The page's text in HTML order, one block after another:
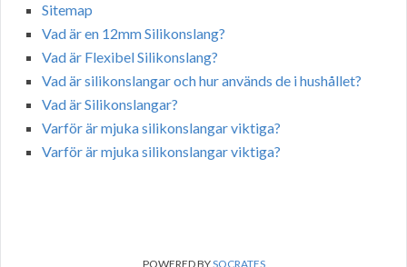
Sitemap
Vad är en 12mm Silikonslang?
Vad är Flexibel Silikonslang?
Vad är silikonslangar och hur används de i hushållet?
Vad är Silikonslangar?
Varför är mjuka silikonslangar viktiga?
Varför är mjuka silikonslangar viktiga?
POWERED BYSOCRATES